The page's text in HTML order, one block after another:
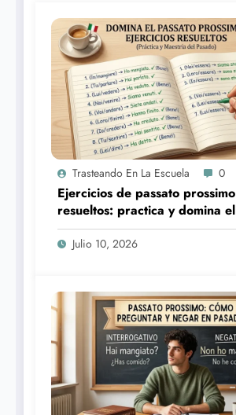
Trasteando En La Escuela 0
Ejercicios de passato prossimo
resueltos: practica y domina el
pasado
Julio 10, 2026